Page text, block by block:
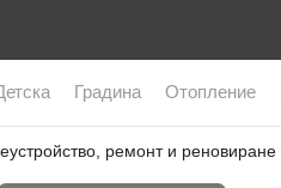
Градина Отопление
ремонт и реновиране